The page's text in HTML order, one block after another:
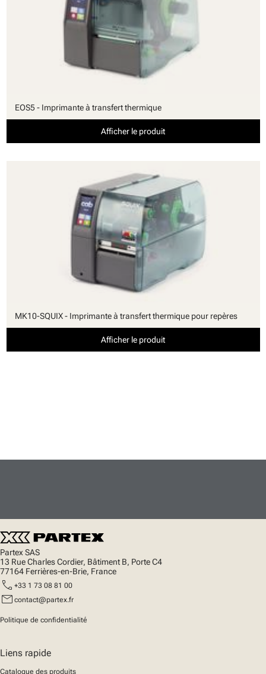
EOS5 - Imprimante à transfert thermique
Afficher le produit
MK10-SQUIX - Imprimante à transfert thermique pour repères
Afficher le produit
Partex SAS
13 Rue Charles Cordier, Bâtiment B, Porte C4
77164 Ferrières-en-Brie, France
call +33 1 73 08 81 00
mail contact@partex.fr
Politique de confidentialité
Liens rapide
Catalogue des produits